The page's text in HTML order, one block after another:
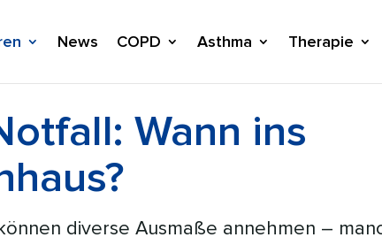
News COPD Asthma Therapie
Wann ins
diverse Ausmaße annehmen –